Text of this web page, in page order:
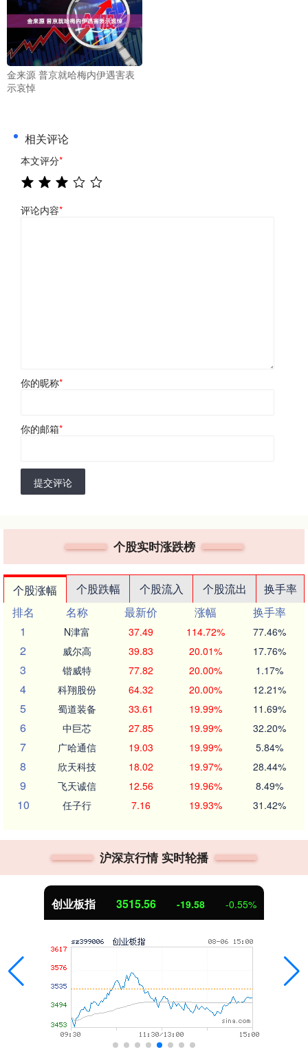
金来源 普京就哈梅内伊遇害表
示哀悼
相关评论
本文评分*
评论内容*
你的昵称*
你的邮箱*
提交评论
个股实时涨跌榜
个股涨幅 个股跌幅 个股流入 个股流出
换手率
排名
名称 最新价 涨幅
换手率
1
N津富 37.49 114.72% 77.46%
2 威尔高 39.83 20.01% 17.76%
3 锴威特 77.82 20.00% 1.17%
4 科翔股份 64.32 20.00% 12.21%
5 蜀道装备 33.61 19.99% 11.69%
6 中巨芯 27.85 19.99% 32.20%
7 广哈通信 19.03 19.99% 5.84%
8 欣天科技 18.02 19.97% 28.44%
9 飞天诚信 12.56 19.96% 8.49%
10 任子行 7.16 19.93% 31.42%
沪深京行情 实时轮播
创业板指 3515.56 -19.58 -0.55%